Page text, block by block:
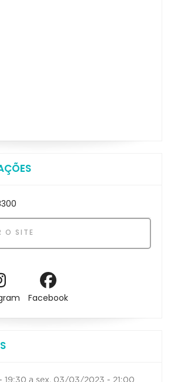
O SITE
Facebook
19:30 a sex, 03/03/2023 - 21:00